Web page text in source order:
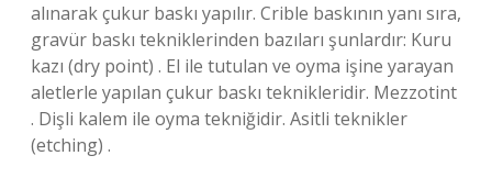
alınarak çukur baskı yapılır. Crible baskının yanı sıra,
gravür baskı tekniklerinden bazıları şunlardır: Kuru
kazı (dry point) . El ile tutulan ve oyma işine yarayan
aletlerle yapılan çukur baskı teknikleridir. Mezzotint
. Dişli kalem ile oyma tekniğidir. Asitli teknikler
(etching) .